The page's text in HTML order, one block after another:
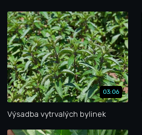
03:06
Výsadba vytrvalých bylinek